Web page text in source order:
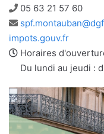
Téléphone
05 63 21 57 60
Adresse
e-
mail
impots.gouv.fr
Horaires
Du lundi au jeudi :